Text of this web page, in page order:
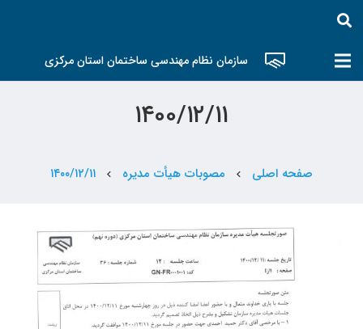
سازمان نظام مهندسی ساختمان استان مرکزی
۱۴۰۰/۱۲/۱۱
صفحه اصلی chevron_left مصوبات هیأت مدیره chevron_left ۱۴۰۰/۱۲/۱۱